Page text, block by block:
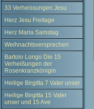
33 Verheissungen Jesu
Herz Jesu Freitage
Herz Maria Samstag
Weihnachtsversprechen
Bartolo Longo Die 15
Verheißungen der
Rosenkranzkönigin
Heilige Birgitta 7 Vater unser
Heilige Birgitta 15 Vater
unser und 15 Ave